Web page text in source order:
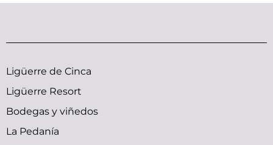
Ligüerre de Cinca
Ligüerre Resort
Bodegas y viñedos
La Pedanía